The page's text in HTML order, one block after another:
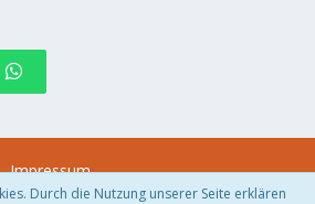
Impressum
Durch die Nutzung unserer Seite erklären